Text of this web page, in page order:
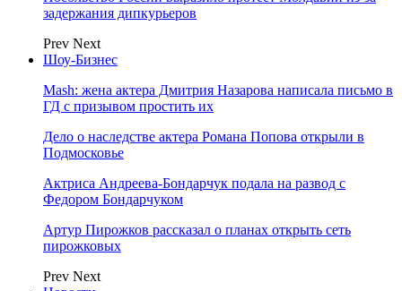
задержания дипкурьеров
Prev Next
Шоу-Бизнес
Mash: жена актера Дмитрия Назарова написала письмо в
ГД с призывом простить их
Дело о наследстве актера Романа Попова открыли в
Подмосковье
Актриса Андреева-Бондарчук подала на развод с
Федором Бондарчуком
Артур Пирожков рассказал о планах открыть сеть
пирожковых
Prev Next